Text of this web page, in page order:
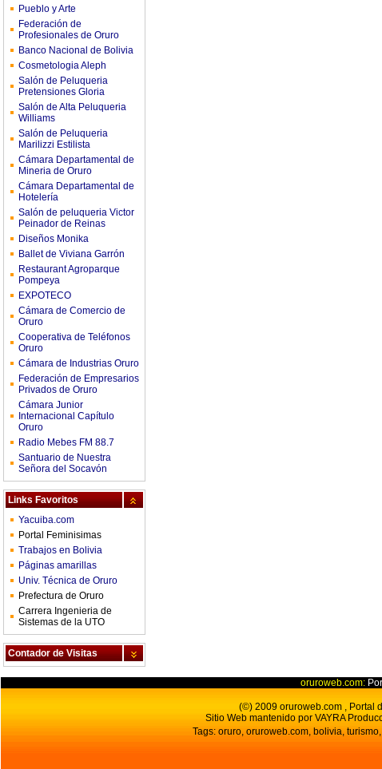
Pueblo y Arte
Federación de
Profesionales de Oruro
Banco Nacional de Bolivia
Cosmetologia Aleph
Salón de Peluqueria
Pretensiones Gloria
Salón de Alta Peluqueria
Williams
Salón de Peluqueria
Marilizzi Estilista
Cámara Departamental de
Mineria de Oruro
Cámara Departamental de
Hotelería
Salón de peluqueria Victor
Peinador de Reinas
Diseños Monika
Ballet de Viviana Garrón
Restaurant Agroparque
Pompeya
EXPOTECO
Cámara de Comercio de
Oruro
Cooperativa de Teléfonos
Oruro
Cámara de Industrias Oruro
Federación de Empresarios
Privados de Oruro
Cámara Junior
Internacional Capítulo
Oruro
Radio Mebes FM 88.7
Santuario de Nuestra
Señora del Socavón
Links Favoritos
Yacuiba.com
Portal Feminisimas
Trabajos en Bolivia
Páginas amarillas
Univ. Técnica de Oruro
Prefectura de Oruro
Carrera Ingenieria de
Sistemas de la UTO
Contador de Visitas
oruroweb.com:
(©) 2009 oruroweb.com , Portal
Sitio Web mantenido por VAYRA
Tags: oruro, oruroweb.com, bolivia,